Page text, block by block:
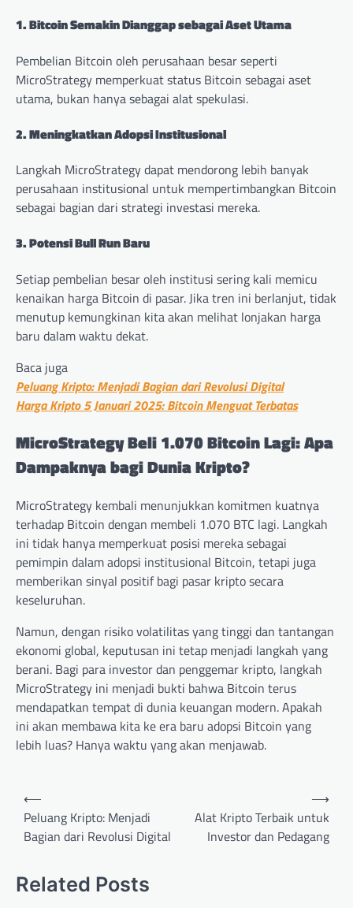
1. Bitcoin Semakin Dianggap sebagai Aset Utama
Pembelian Bitcoin oleh perusahaan besar seperti
MicroStrategy memperkuat status Bitcoin sebagai aset
utama, bukan hanya sebagai alat spekulasi.
2. Meningkatkan Adopsi Institusional
Langkah MicroStrategy dapat mendorong lebih banyak
perusahaan institusional untuk mempertimbangkan Bitcoin
sebagai bagian dari strategi investasi mereka.
3. Potensi Bull Run Baru
Setiap pembelian besar oleh institusi sering kali memicu
kenaikan harga Bitcoin di pasar. Jika tren ini berlanjut, tidak
menutup kemungkinan kita akan melihat lonjakan harga
baru dalam waktu dekat.
Baca juga
Peluang Kripto: Menjadi Bagian dari Revolusi Digital
Harga Kripto 5 Januari 2025: Bitcoin Menguat Terbatas
MicroStrategy Beli 1.070 Bitcoin Lagi: Apa
Dampaknya bagi Dunia Kripto?
MicroStrategy kembali menunjukkan komitmen kuatnya
terhadap Bitcoin dengan membeli 1.070 BTC lagi. Langkah
ini tidak hanya memperkuat posisi mereka sebagai
pemimpin dalam adopsi institusional Bitcoin, tetapi juga
memberikan sinyal positif bagi pasar kripto secara
keseluruhan.
Namun, dengan risiko volatilitas yang tinggi dan tantangan
ekonomi global, keputusan ini tetap menjadi langkah yang
berani. Bagi para investor dan penggemar kripto, langkah
MicroStrategy ini menjadi bukti bahwa Bitcoin terus
mendapatkan tempat di dunia keuangan modern. Apakah
ini akan membawa kita ke era baru adopsi Bitcoin yang
lebih luas? Hanya waktu yang akan menjawab.
Post
navigation
⟵
Peluang Kripto: Menjadi
Bagian dari Revolusi Digital
Alat Kripto Terbaik untuk
Investor dan Pedagang
⟶
Related Posts